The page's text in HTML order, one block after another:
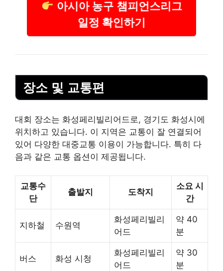
아시아 농구 챔피언스리그
일정 확인하기
장소 및 교통편
대회 장소는 화성페리빌리어드로, 경기도 화성시에
위치하고 있습니다. 이 지역은 교통이 잘 연결되어
있어 다양한 대중교통 이용이 가능합니다. 특히 다
음과 같은 교통 옵션이 제공됩니다.
교통수
단
출발지 도착지
소요 시
간
지하철 수원역
화성페리빌리
어드
약 40
분
버스 화성 시청
화성페리빌리
어드
약 30
분